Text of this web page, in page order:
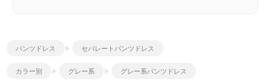
パンツドレス セパレートパンツドレス
カラー別 グレー系 グレー系パンツドレス